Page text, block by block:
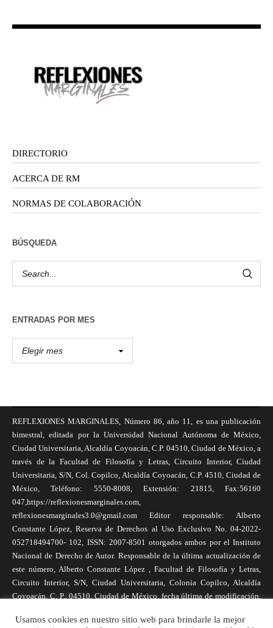
DIRECTORIO
ACERCA DE RM
NORMAS DE COLABORACIÓN
BÚSQUEDA
ENTRADAS POR MES
REFLEXIONES MARGINALES, Número 86, año 11, es una publicación
bimestral, editada por la Universidad Nacional Autónoma de México,
Ciudad Universitaria, Alcaldía Coyoacán, C.P. 04510, Ciudad de México, a
través de la Facultad de Filosofía y Letras, Circuito Interior, Ciudad
Universitaria, S/N, Col. Copilco, Alcaldía Coyoacán, C.P. 4510, Ciudad de
México, Teléfono: 5550-8008, Extensión: 21815, Fax:56160
047,https://reflexionesmarginales.com,
reflexionesmarginales3.0@gmail.com Editor responsable: Alberto
Constante López, Reserva de Derechos al Uso Exclusivo No. 04-2022-
052718494700- 102, ISSN: 2007-8501 otorgados ambos por el Instituto
Nacional de Derecho de Autor. Responsable de la última actualización de
este número, Alberto Constante López , Facultad de Filosofía y Letras,
Circuito Interior, S/N, Ciudad Universitaria, Colonia Copilco, Alcaldía
Coyoacán, C. P., 04510, Ciudad de México, fecha última de modificación,
necesariamente reflejan la postura de la revista, ni de Universidad Nacional
Usamos cookies en nuestro sitio web para brindarle la mejor